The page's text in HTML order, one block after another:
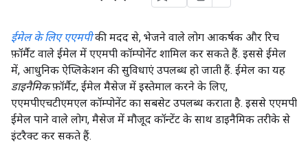
ईमेल के लिए एएमपीकी मदद से, भेजने वाले लोग आकर्षक और रिच
फ़ॉर्मैट वाले ईमेल में एएमपी कॉम्पोनेंट शामिल कर सकते हैं. इससे ईमेल
में, आधुनिक ऐप्लिकेशन की सुविधाएं उपलब्ध हो जाती हैं. ईमेल का यह
डाइनैमिकफ़ॉर्मैट, ईमेल मैसेज में इस्तेमाल करने के लिए,
एएमपीएचटीएमएल कॉम्पोनेंट का सबसेट उपलब्ध कराता है. इससे एएमपी
ईमेल पाने वाले लोग, मैसेज में मौजूद कॉन्टेंट के साथ डाइनैमिक तरीके से
इंटरैक्ट कर सकते हैं.